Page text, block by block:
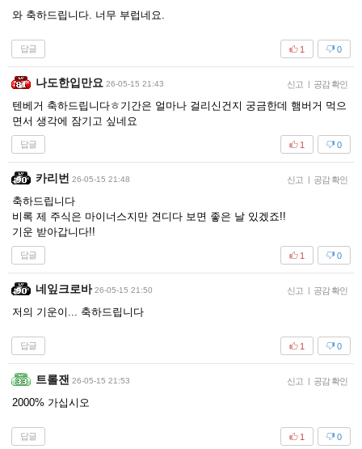
와 축하드립니다. 너무 부럽네요.
답글 0
1
나도한입만요 26-05-15 21:43 신고 | 공감 확인
텐베거 축하드립니다ㅎ기간은 얼마나 걸리신건지 궁금한데 햄버거 먹으
면서 생각에 잠기고 싶네요
답글 0
1
카리번 26-05-15 21:48 신고 | 공감 확인
축하드립니다
비록 제 주식은 마이너스지만 견디다 보면 좋은 날 있겠죠!!
기운 받아갑니다!!
답글 0
1
네잎크로바 26-05-15 21:50 신고 | 공감 확인
저의 기운이... 축하드립니다
답글 0
1
트롤잰 26-05-15 21:53 신고 | 공감 확인
2000% 가십시오
답글 0
1